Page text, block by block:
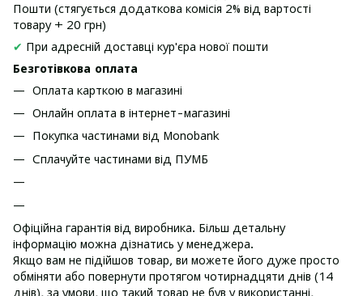
Пошти (стягується додаткова комісія 2% від вартості
товару + 20 грн)
✔ При адресній доставці кур'єра нової пошти
Безготівкова оплата
Оплата карткою в магазині
Онлайн оплата в інтернет-магазині
Покупка частинами від Monobank
Сплачуйте частинами від ПУМБ
Офіційна гарантія від виробника. Більш детальну
інформацію можна дізнатись у менеджера.
Якщо вам не підійшов товар, ви можете його дуже просто
обміняти або повернути протягом чотирнадцяти днів (14
днів), за умови, що такий товар не був у використанні,